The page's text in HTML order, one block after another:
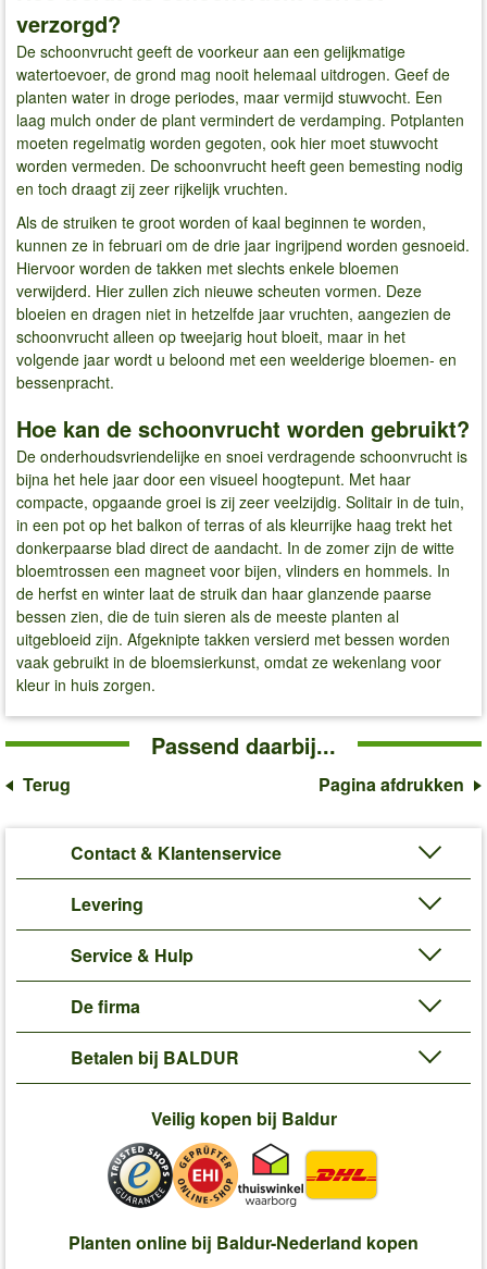
verzorgd?
De schoonvrucht geeft de voorkeur aan een gelijkmatige
watertoevoer, de grond mag nooit helemaal uitdrogen. Geef de
planten water in droge periodes, maar vermijd stuwvocht. Een
laag mulch onder de plant vermindert de verdamping. Potplanten
moeten regelmatig worden gegoten, ook hier moet stuwvocht
worden vermeden. De schoonvrucht heeft geen bemesting nodig
en toch draagt ​​zij zeer rijkelijk vruchten.
Als de struiken te groot worden of kaal beginnen te worden,
kunnen ze in februari om de drie jaar ingrijpend worden gesnoeid.
Hiervoor worden de takken met slechts enkele bloemen
verwijderd. Hier zullen zich nieuwe scheuten vormen. Deze
bloeien en dragen niet in hetzelfde jaar vruchten, aangezien de
schoonvrucht alleen op tweejarig hout bloeit, maar in het
volgende jaar wordt u beloond met een weelderige bloemen- en
bessenpracht.
Hoe kan de schoonvrucht worden gebruikt?
De onderhoudsvriendelijke en snoei verdragende schoonvrucht is
bijna het hele jaar door een visueel hoogtepunt. Met haar
compacte, opgaande groei is zij zeer veelzijdig. Solitair in de tuin,
in een pot op het balkon of terras of als kleurrijke haag trekt het
donkerpaarse blad direct de aandacht. In de zomer zijn de witte
bloemtrossen een magneet voor bijen, vlinders en hommels. In
de herfst en winter laat de struik dan haar glanzende paarse
bessen zien, die de tuin sieren als de meeste planten al
uitgebloeid zijn. Afgeknipte takken versierd met bessen worden
vaak gebruikt in de bloemsierkunst, omdat ze wekenlang voor
kleur in huis zorgen.
Passend daarbij...
Terug Pagina afdrukken
Contact & Klantenservice
Levering
Service & Hulp
De firma
Betalen bij BALDUR
Veilig kopen bij Baldur
Planten online bij Baldur-Nederland kopen